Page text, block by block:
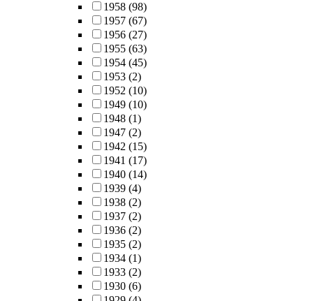
1958 (98)
1957 (67)
1956 (27)
1955 (63)
1954 (45)
1953 (2)
1952 (10)
1949 (10)
1948 (1)
1947 (2)
1942 (15)
1941 (17)
1940 (14)
1939 (4)
1938 (2)
1937 (2)
1936 (2)
1935 (2)
1934 (1)
1933 (2)
1930 (6)